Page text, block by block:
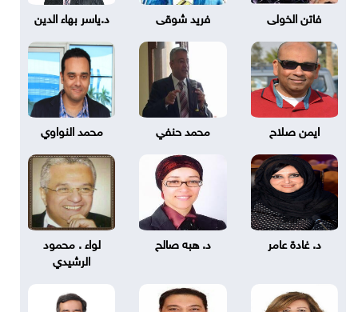
فاتن الخولى فريد شوقى د.ياسر بهاء الدين
ايمن صلاح محمد حنفي محمد النواوي
د. غادة عامر د. هبه صالح
لواء . محمود
الرشيدي